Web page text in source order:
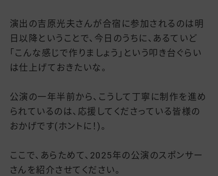
演出の吉原光夫さんが合宿に参加されるのは明
日以降ということで、今日のうちに、あるていど
「こんな感じで作りましょう」という叩き台ぐらい
は仕上げておきたいな。
公演の一年半前から、こうして丁寧に制作を進め
られているのは、応援してくださっている皆様の
おかげです(ホントに！)。
ここで、あらためて、2025年の公演のスポンサー
さんを紹介させてください。